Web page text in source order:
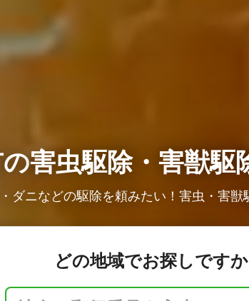
害虫駆除・害獣駆
ダニなどの駆除を頼みたい！害虫・害獣
どの地域でお探しですか